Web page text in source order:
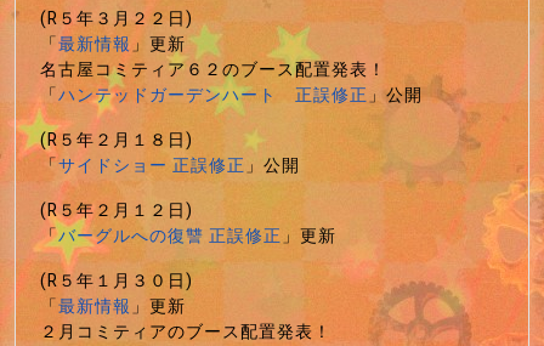
(R５年３月２２日)
「最新情報」更新
名古屋コミティア６２のブース配置発表！
「ハンテッドガーデンハート 正誤修正」公開
(R５年２月１８日)
「サイドショー 正誤修正」公開
(R５年２月１２日)
「バーグルへの復讐 正誤修正」更新
(R５年１月３０日)
「最新情報」更新
２月コミティアのブース配置発表！